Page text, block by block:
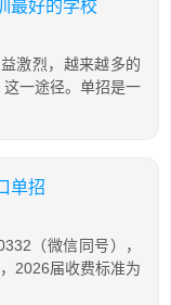
最好的学校
激烈，越来越多的
一途径。单招是一
单招
（微信同号），
2026届收费标准为